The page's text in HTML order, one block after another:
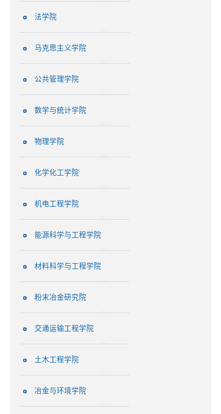
法学院
马克思主义学院
公共管理学院
数学与统计学院
物理学院
化学化工学院
机电工程学院
能源科学与工程学院
材料科学与工程学院
粉末冶金研究院
交通运输工程学院
土木工程学院
冶金与环境学院